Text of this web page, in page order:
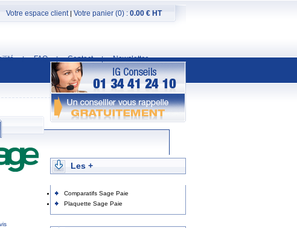
| FAQ | Contact | Newsletter
Votre espace client| Votre panier (0) : 0.00 € HT
Les +
Comparatifs Sage Paie
Plaquette Sage Paie